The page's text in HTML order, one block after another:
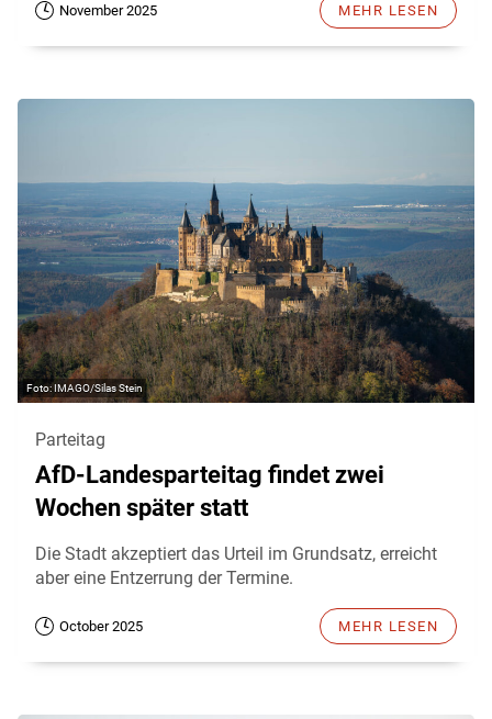
November 2025 MEHR LESEN
IMAGO/Silas Stein
Parteitag
AfD-Landesparteitag findet zwei
Wochen später statt
Die Stadt akzeptiert das Urteil im Grundsatz, erreicht
aber eine Entzerrung der Termine.
October 2025 MEHR LESEN